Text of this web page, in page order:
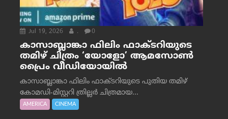
Jul 19, 2026 . 0
കാസാബ്ലാങ്കാ ഫിലിം ഫാക്ടറിയുടെ
തമിഴ് ചിത്രം ‘യോളോ’ ആമസോൺ
പ്രൈം വീഡിയോയിൽ
കാസാബ്ലാങ്കാ ഫിലിം ഫാക്ടറിയുടെ പുതിയ തമിഴ്
കോമഡി-മിസ്റ്ററി ത്രില്ലർ ചിത്രമായ...
AMERICA CINEMA